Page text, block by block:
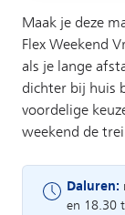
Maak je deze
Flex Weekend
als je lange
dichter bij huis
voordelige
weekend de
Daluren:
en 18.30